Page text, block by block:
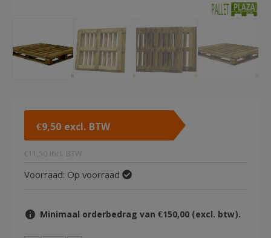
€9,50 excl. BTW
€ 11,50 incl. BTW
Voorraad: Op voorraad
Minimaal orderbedrag van €150,00 (excl. btw).